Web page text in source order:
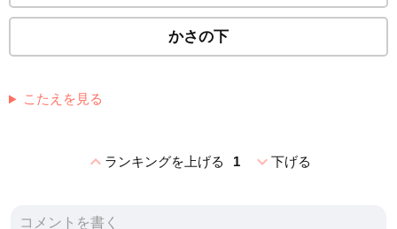
かさの下
こたえを見る
expand_lessランキングを上げる 1 expand_more下げる